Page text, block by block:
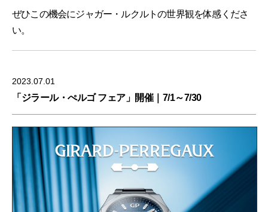
ぜひこの機会にジャガー・ルクルトの世界観を体感くださ
い。
2023.07.01
「ジラール・ぺルゴ フェア」開催｜7/1～7/30